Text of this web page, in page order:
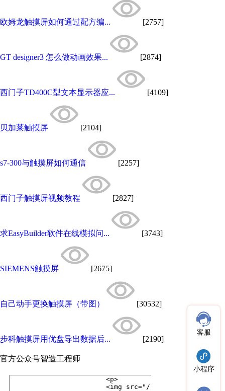
欧姆龙触摸屏如何通过配方编... [2757]
GT designer3 怎么做动画效果... [2874]
西门子TD400C型文本显示器应... [4109]
贝加莱触摸屏 [2104]
s7-300与触摸屏如何通信 [2257]
西门子触摸屏视频教程 [2827]
求EasyBuilder软件在线模拟问... [3743]
SIEMENS触摸屏 [2675]
自己动手更换触摸屏（带图） [30532]
步科触摸屏用优盘导出数据后... [2190]
官方公众号智造工程师
客服
小程序